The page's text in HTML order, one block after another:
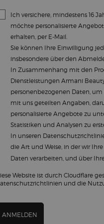
Ich versichere, mindestens 16
möchte personalisierte
erhalten, per E-Mail.
Sie können Ihre Einwilligung
insbesondere über den
In Zusammenhang mit den
Dienstleistungen Armani
personenbezogenen Daten,
mit uns geteilten Angaben,
personalisierte Angebote zu
Statistiken und Analysen zu
In unseren
die Art und Weise, in der wir
Daten verarbeiten, und über
Website ist durch Cloudflare
und die
ANMELDEN